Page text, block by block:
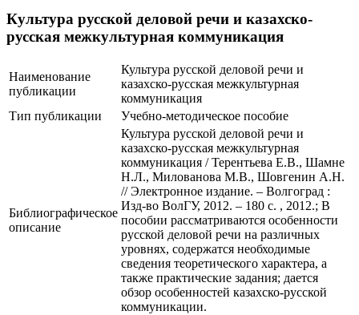
Культура русской деловой речи и казахско-
русская межкультурная коммуникация
Наименование
публикации
Культура русской деловой речи и
казахско-русская межкультурная
коммуникация
Тип публикации
Учебно-методическое пособие
Библиографическое
описание
Культура русской деловой речи и
казахско-русская межкультурная
коммуникация / Терентьева Е.В., Шамне
Н.Л., Милованова М.В., Шовгенин А.Н.
// Электронное издание. – Волгоград :
Изд-во ВолГУ, 2012. – 180 с. , 2012.; В
пособии рассматриваются особенности
русской деловой речи на различных
уровнях, содержатся необходимые
сведения теоретического характера, а
также практические задания; дается
обзор особенностей казахско-русской
коммуникации.